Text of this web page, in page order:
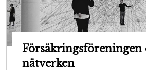
Försäkringsföreningen
nätverken